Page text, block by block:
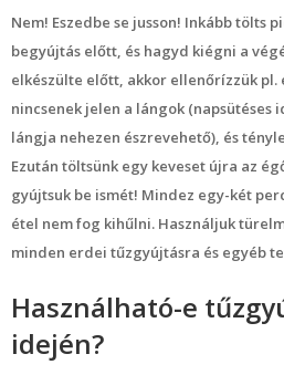
Nem! Eszedbe se jusson! Inkább tölts
begyújtás előtt, és hagyd kiégni a
elkészülte előtt, akkor ellenőrízzük pl.
nincsenek jelen a lángok (napsütéses
lángja nehezen észrevehető), és
Ezután töltsünk egy keveset újra az
gyújtsuk be ismét! Mindez egy-két
étel nem fog kihűlni. Használjuk
minden erdei tűzgyújtásra és egyéb
Használható-e
idején?